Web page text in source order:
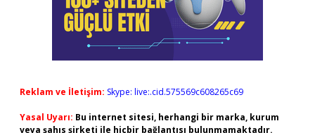
Reklam ve İletişim: Skype: live:.cid.575569c608265c69
Yasal Uyarı: Bu internet sitesi, herhangi bir marka, kurum
veya şahıs şirketi ile hiçbir bağlantısı bulunmamaktadır.